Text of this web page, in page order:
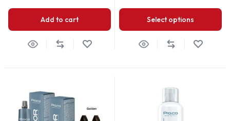
Add to cart Select options